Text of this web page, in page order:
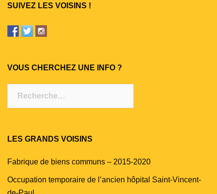
SUIVEZ LES VOISINS !
VOUS CHERCHEZ UNE INFO ?
LES GRANDS VOISINS
Fabrique de biens communs – 2015-2020
Occupation temporaire de l’ancien hôpital Saint-Vincent-